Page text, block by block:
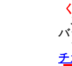
バ
チ